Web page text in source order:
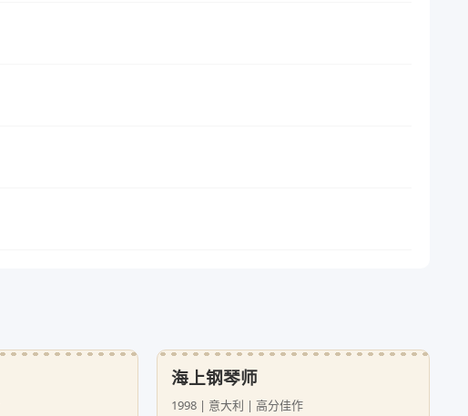
海上钢琴师
1998 | 意大利 | 高分佳作